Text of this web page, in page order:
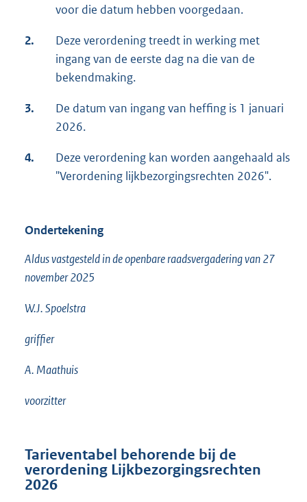
voor die datum hebben voorgedaan.
2.
Deze verordening treedt in werking met
ingang van de eerste dag na die van de
bekendmaking.
3.
De datum van ingang van heffing is 1 januari
2026.
4.
Deze verordening kan worden aangehaald als
"Verordening lijkbezorgingsrechten 2026".
Ondertekening
Aldus vastgesteld in de openbare raadsvergadering van 27
november 2025
W.J. Spoelstra
griffier
A. Maathuis
voorzitter
Tarieventabel behorende bij de
verordening Lijkbezorgingsrechten
2026